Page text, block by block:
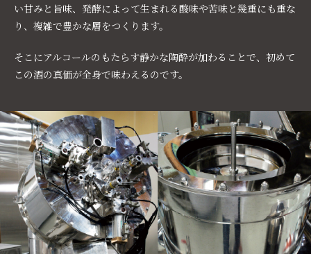
い甘みと旨味、発酵によって生まれる酸味や苦味と幾重にも重な
り、複雑で豊かな層をつくります。
そこにアルコールのもたらす静かな陶酔が加わることで、初めて
この酒の真価が全身で味わえるのです。